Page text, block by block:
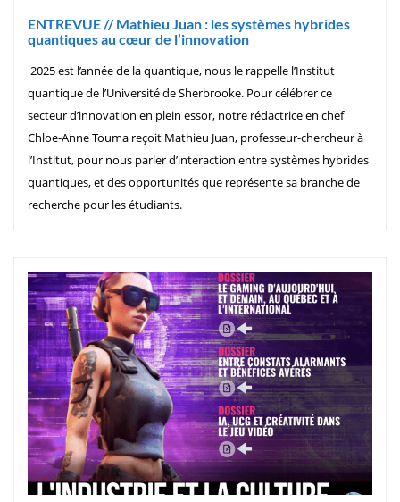
ENTREVUE // Mathieu Juan : les systèmes hybrides
quantiques au cœur de l’innovation
2025 est l’année de la quantique, nous le rappelle l’Institut
quantique de l’Université de Sherbrooke. Pour célébrer ce
secteur d’innovation en plein essor, notre rédactrice en chef
Chloe-Anne Touma reçoit Mathieu Juan, professeur-chercheur à
l’Institut, pour nous parler d’interaction entre systèmes hybrides
quantiques, et des opportunités que représente sa branche de
recherche pour les étudiants.